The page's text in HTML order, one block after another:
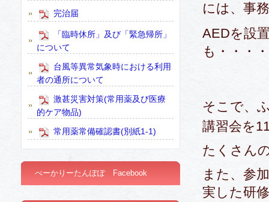
には、事
AEDを設
も・・・
そこで、
講習会を
たくさん
また、参
実した研
完治届
「臨時休所」及び「緊急帰所」
について
台風等異常気象時における利用
者の通所について
激甚災害対策(常用薬及び医療
的ケア物品)
常用薬常備確認書(別紙1-1)
べーかりーたんぽぽ Facebook